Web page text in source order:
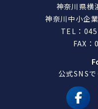
神奈川県横
神奈川中小企
TEL：
FAX
公式SNS